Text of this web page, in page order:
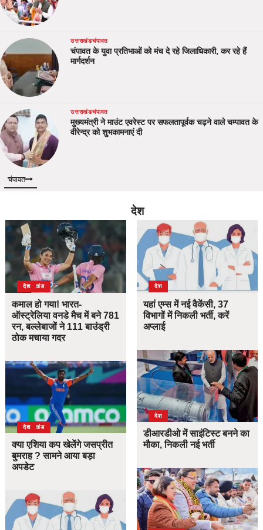
उत्तराखंडचंपावत
चंपावत के युवा प्रतिभाओं को मंच दे रहे जिलाधिकारी, कर रहे हैं
मार्गदर्शन
उत्तराखंडचंपावत
मुख्यमंत्री ने माउंट एवरेस्ट पर सफलतापूर्वक चढ़ने वाले चम्पावत के
वीरेन्द्र को शुभकामनाएं दी
चंपावत
देश
उत्तराखंड
देश
कमाल हो गया! भारत-
ऑस्ट्रेलिया वनडे मैच में बने 781
रन, बल्लेबाजों ने 111 बाउंड्री
ठोक मचाया गदर
उत्तराखंड
देश
क्या एशिया कप खेलेंगे जसप्रीत
बुमराह ? सामने आया बड़ा
अपडेट
देश
यहां एम्स में नई वैकेंसी, 37
विभागों में निकली भर्ती, करें
अप्लाई
देश
डीआरडीओ में साइंटिस्ट बनने का
मौका, निकली नई भर्ती